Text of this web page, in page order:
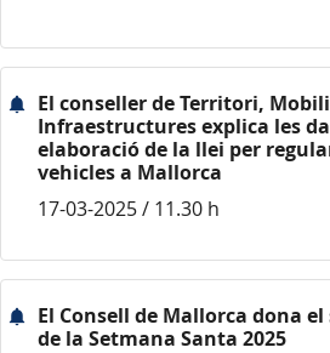
El conseller de Territori,
Infraestructures explica les
elaboració de la llei per
vehicles a Mallorca
17-03-2025 / 11.30 h
El Consell de Mallorca dona
de la Setmana Santa 2025